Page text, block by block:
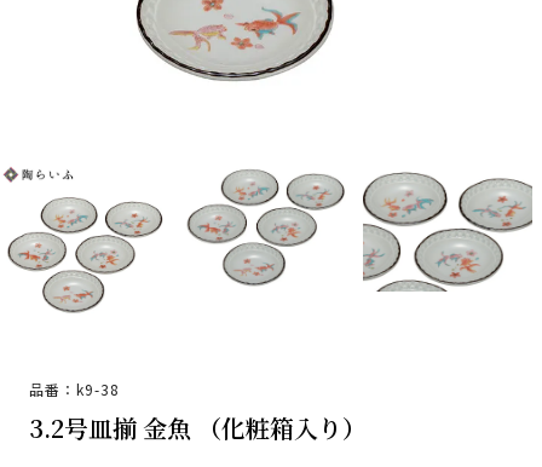
品番：k9-38
3.2号皿揃 金魚 （化粧箱入り）